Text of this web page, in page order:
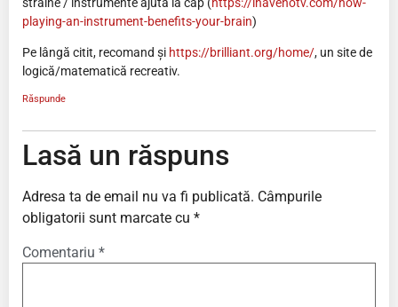
playing-an-instrument-benefits-your-brain)
Pe lângă citit, recomand și https://brilliant.org/home/, un site de
logică/matematică recreativ.
Răspunde
Lasă un răspuns
Adresa ta de email nu va fi publicată. Câmpurile
obligatorii sunt marcate cu *
Comentariu *